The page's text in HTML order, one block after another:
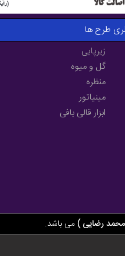
طرح ها
زیرپایی
گل و میوه
منظره
مینیاتور
ابزار قالی بافی
رضایی ) می باشد.